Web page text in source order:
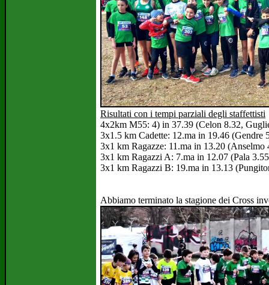
Risultati con i tempi parziali degli staffettisti
4x2km M55: 4) in 37.39 (Celon 8.32,
3x1.5 km Cadette: 12.ma in 19.46
3x1 km Ragazze: 11.ma in 13.20 (Anselmo
3x1 km Ragazzi A: 7.ma in 12.07 (Pala
3x1 km Ragazzi B: 19.ma in 13.13
Abbiamo terminato la stagione dei Cross